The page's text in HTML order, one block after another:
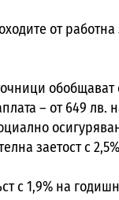
от работна
обобщават
– от 649 лв.
заетост с
с 1,9% на